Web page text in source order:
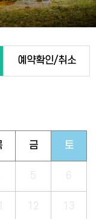
예약확인/취소
금 토
5 6
12 13